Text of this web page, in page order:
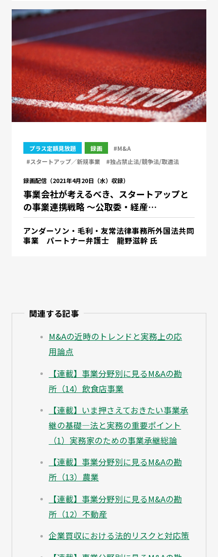
プラス定額見放題 録画
#M&A
#スタートアップ／新規事業
#独占禁止法/競争法/取適法
録画配信（2021年4月20日（水）収録）
事業会社が考えるべき、スタートアップと
の事業連携戦略 ～公取委・経産…
アンダーソン・毛利・友常法律事務所外国法共同
事業 パートナー弁護士 龍野滋幹 氏
関連する記事
M&Aの近時のトレンドと実務上の応
用論点
【連載】事業分野別に見るM&Aの勘
所（14）飲食店事業
【連載】いま押さえておきたい事業承
継の基礎―法と実務の重要ポイント
（1）実務家のための事業承継総論
【連載】事業分野別に見るM&Aの勘
所（13）農業
【連載】事業分野別に見るM&Aの勘
所（12）不動産
企業買収における法的リスクと対応策